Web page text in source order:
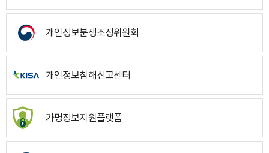
개인정보분쟁조정위원회
개인정보침해신고센터
가명정보지원플랫폼